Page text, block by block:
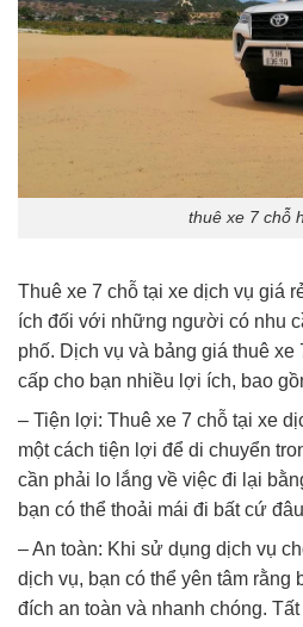
thuê xe 7 chỗ
Thuê xe 7 chỗ tại xe dịch vụ giá
ích đối với những người có nhu
phố. Dịch vụ và bảng giá thuê xe
cấp cho bạn nhiều lợi ích, bao
– Tiện lợi: Thuê xe 7 chỗ tại xe
một cách tiện lợi để di chuyển
cần phải lo lắng về việc đi lại
bạn có thể thoải mái đi bất cứ
– An toàn: Khi sử dụng dịch vụ
dịch vụ, bạn có thể yên tâm rằng
đích an toàn và nhanh chóng.